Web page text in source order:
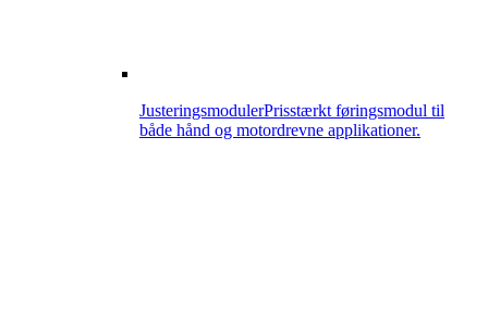
JusteringsmodulerPrisstærkt føringsmodul til
både hånd og motordrevne applikationer.